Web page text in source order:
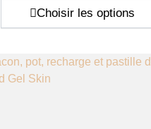
Choisir les options